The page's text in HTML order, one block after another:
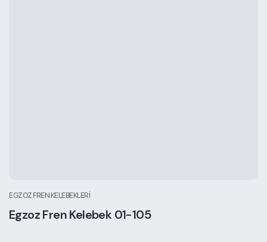
EGZOZ FREN KELEBEKLERI
Egzoz Fren Kelebek 01-105